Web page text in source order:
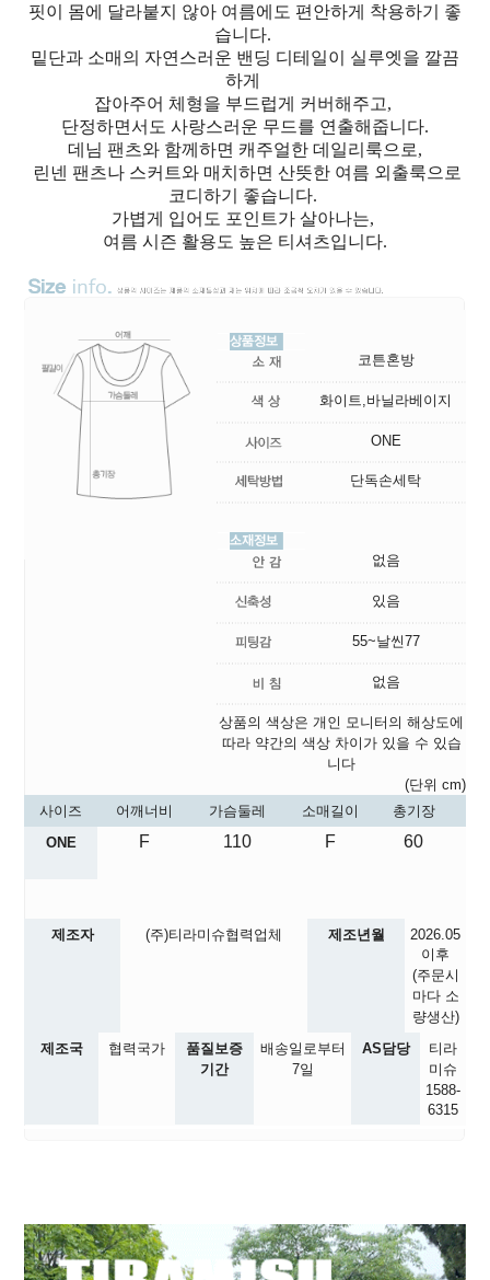
핏이 몸에 달라붙지 않아 여름에도 편안하게 착용하기 좋
습니다.
밑단과 소매의 자연스러운 밴딩 디테일이 실루엣을 깔끔
하게
잡아주어 체형을 부드럽게 커버해주고,
단정하면서도 사랑스러운 무드를 연출해줍니다.
데님 팬츠와 함께하면 캐주얼한 데일리룩으로,
린넨 팬츠나 스커트와 매치하면 산뜻한 여름 외출룩으로
코디하기 좋습니다.
가볍게 입어도 포인트가 살아나는,
여름 시즌 활용도 높은 티셔츠입니다.
코튼혼방
화이트,바닐라베이지
ONE
단독손세탁
없음
있음
55~날씬77
없음
상품의 색상은 개인 모니터의 해상도에
따라 약간의 색상 차이가 있을 수 있습
니다
(단위 cm)
사이즈
어깨너비 가슴둘레 소매길이
총기장
ONE
F 110 F 60
제조자 (주)티라미슈협력업체 제조년월
2026.05
이후
(주문시
마다 소
량생산)
제조국
협력국가
품질보증
기간
배송일로부터
7일
AS담당
티라
미슈
1588-
6315